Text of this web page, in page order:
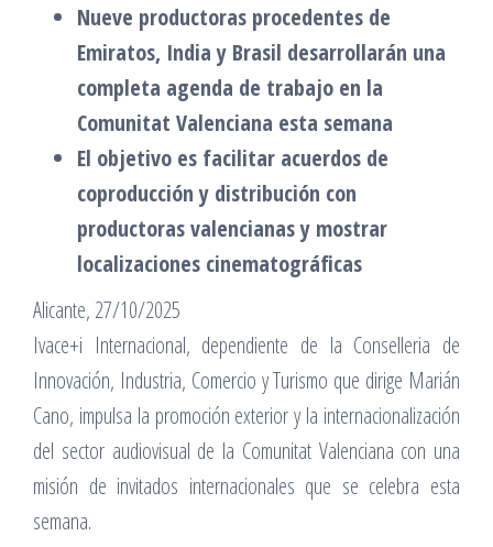
Nueve productoras procedentes de
Emiratos, India y Brasil desarrollarán una
completa agenda de trabajo en la
Comunitat Valenciana esta semana
El objetivo es facilitar acuerdos de
coproducción y distribución con
productoras valencianas y mostrar
localizaciones cinematográficas
Alicante, 27/10/2025
Ivace+i Internacional, dependiente de la Conselleria de
Innovación, Industria, Comercio y Turismo que dirige Marián
Cano, impulsa la promoción exterior y la internacionalización
del sector audiovisual de la Comunitat Valenciana con una
misión de invitados internacionales que se celebra esta
semana.